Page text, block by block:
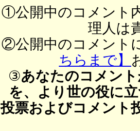
①公開中のコメント
理人は
②公開中のコメント
ちらまで】
③あなたのコメン
を、より世の役に
投票およびコメント